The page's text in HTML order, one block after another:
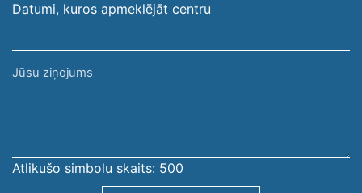
Datumi, kuros apmeklējāt centru
Jūsu
Atlikušo simbolu skaits: 500